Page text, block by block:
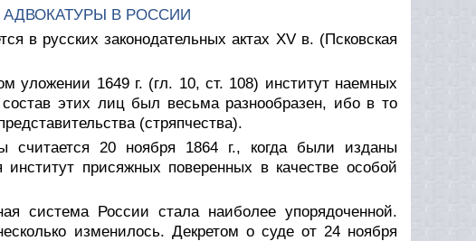
В РОССИИ
в русских законодательных актах XV в. (Псковская
уложении 1649 г. (гл. 10, ст. 108) институт наемных
этих лиц был весьма разнообразен, ибо в то
(стряпчества).
считается 20 ноября 1864 г., когда были изданы
присяжных поверенных в качестве особой
система России стала наиболее упорядоченной.
изменилось. Декретом о суде от 24 ноября